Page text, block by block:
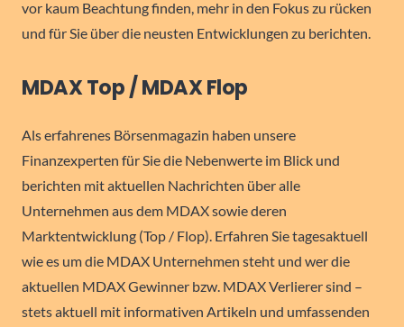
vor kaum Beachtung finden, mehr in den Fokus zu rücken
und für Sie über die neusten Entwicklungen zu berichten.
MDAX Top / MDAX Flop
Als erfahrenes Börsenmagazin haben unsere
Finanzexperten für Sie die Nebenwerte im Blick und
berichten mit aktuellen Nachrichten über alle
Unternehmen aus dem MDAX sowie deren
Marktentwicklung (Top / Flop). Erfahren Sie tagesaktuell
wie es um die MDAX Unternehmen steht und wer die
aktuellen MDAX Gewinner bzw. MDAX Verlierer sind –
stets aktuell mit informativen Artikeln und umfassenden